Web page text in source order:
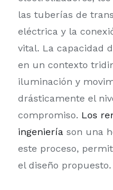
las tuberías de
eléctrica y la
vital. La capacidad
en un contexto
iluminación y
drásticamente el
compromiso. Los
ingeniería son una
este proceso,
el diseño propuesto.